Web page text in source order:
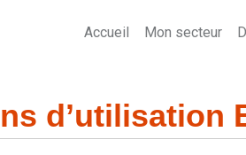
Accueil Mon secteur
d’utilisation